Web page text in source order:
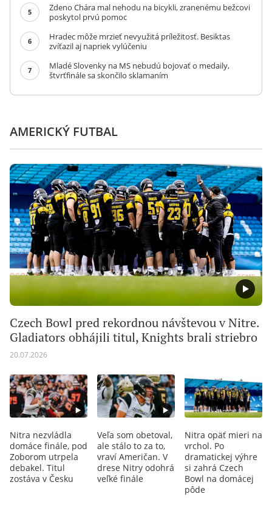
5
Zdeno Chára mal nehodu na bicykli, zranenému bežcovi
poskytol prvú pomoc
6
Hradec môže mrzieť nevyužitá príležitosť. Besiktas
zvíťazil aj napriek vylúčeniu
7
Mladé Slovenky na MS nebudú bojovať o medaily,
štvrťfinále sa skončilo sklamaním
AMERICKÝ FUTBAL
Czech Bowl pred rekordnou návštevou v Nitre.
Gladiators obhájili titul, Knights brali striebro
20.07.2026
Nitra nezvládla
domáce finále, pod
Zoborom utrpela
debakel. Titul
zostáva v Česku
Veľa som obetoval,
ale stálo to za to,
vraví Američan. V
drese Nitry odohrá
veľké finále
Nitra opäť mieri na
vrchol. Po
dramatickej výhre
si zahrá Czech
Bowl na domácej
pôde